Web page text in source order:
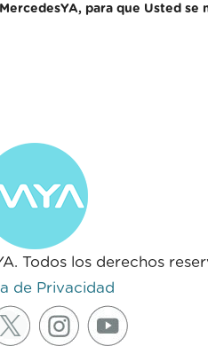
para que Usted
Todos los derechos
de Privacidad